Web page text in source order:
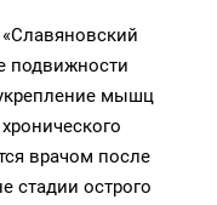
подвижности
мышц
врачом после
стадии острого